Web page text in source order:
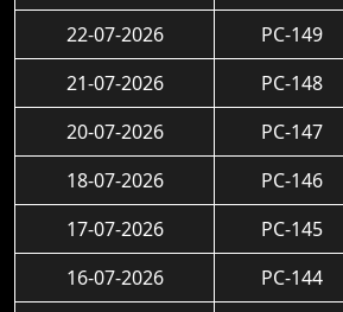
22-07-2026
PC-149
21-07-2026
PC-148
20-07-2026
PC-147
18-07-2026
PC-146
17-07-2026
PC-145
16-07-2026
PC-144